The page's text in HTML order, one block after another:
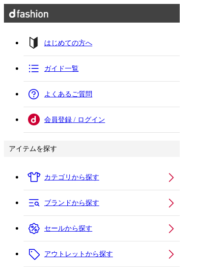
はじめての方へ
ガイド一覧
よくあるご質問
会員登録 / ログイン
アイテムを探す
カテゴリから探す
ブランドから探す
セールから探す
アウトレットから探す